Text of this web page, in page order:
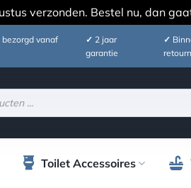
verzonden. Bestel nu, dan
vanaf ✓ 2 jaar
garantie
✓
Toilet Accessoires